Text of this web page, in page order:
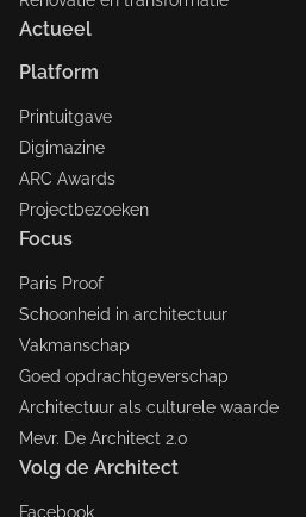
Actueel
Platform
Printuitgave
Digimazine
ARC Awards
Projectbezoeken
Focus
Paris Proof
Schoonheid in architectuur
Vakmanschap
Goed opdrachtgeverschap
Architectuur als culturele waarde
Mevr. De Architect 2.0
Volg de Architect
Facebook